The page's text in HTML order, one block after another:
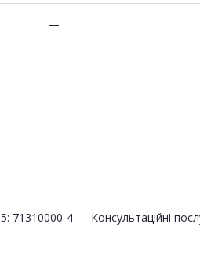
—
71310000-4 — Консультаційні